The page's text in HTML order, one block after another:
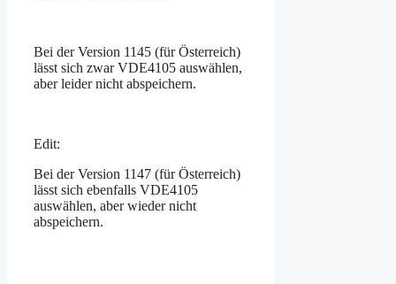
Bei der Version 1145 (für Österreich)
lässt sich zwar VDE4105 auswählen,
aber leider nicht abspeichern.
Edit:
Bei der Version 1147 (für Österreich)
lässt sich ebenfalls VDE4105
auswählen, aber wieder nicht
abspeichern.